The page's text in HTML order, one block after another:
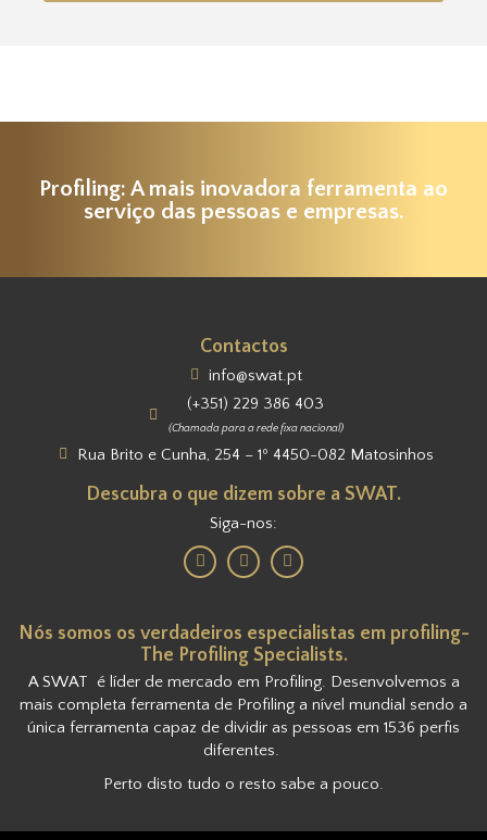
Profiling: A mais inovadora ferramenta ao
serviço das pessoas e empresas.
Contactos
info@swat.pt
(+351) 229 386 403
(Chamada para a rede fixa nacional)
Rua Brito e Cunha, 254 – 1º 4450-082 Matosinhos
Descubra o que dizem sobre a SWAT.
Siga-nos:
Nós somos os verdadeiros especialistas em profiling-
The Profiling Specialists.
A SWAT é líder de mercado em Profiling. Desenvolvemos a
mais completa ferramenta de Profiling a nível mundial sendo a
única ferramenta capaz de dividir as pessoas em 1536 perfis
diferentes.
Perto disto tudo o resto sabe a pouco.